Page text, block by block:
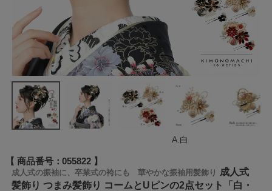
A.白
商品番号 055822
成人式の振袖に、卒業式の袴にも 華やかな振袖用髪飾り
成人式
髪飾り つまみ髪飾り コームとUピンの2点セット「白・